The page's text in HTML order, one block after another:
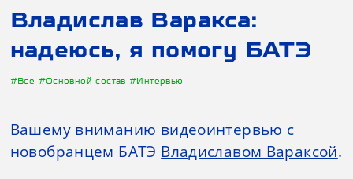
Владислав Варакса:
надеюсь, я помогу БАТЭ
#Все #Основной состав#Интервью
Вашему вниманию видеоинтервью с
новобранцем БАТЭ Владиславом Вараксой.